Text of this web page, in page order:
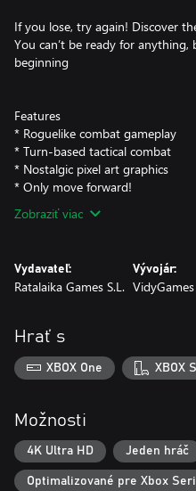
If you lose, try again! Discover
You can’t be ready for
beginning
Features
* Roguelike combat gameplay
* Turn-based tactical combat
* Nostalgic pixel art graphics
* Only move forward!
Zobraziť viac
Vydavateľ:
Ratalaika Games S.L.
Vývojár:
VidyGames
Hrať s
XBOX One XBOX
Možnosti
4K Ultra HD Jeden hráč
Optimalizované pre Xbox